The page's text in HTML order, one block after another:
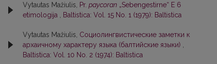
Vytautas Mažiulis, Pr. paycoran „Sebengestirne“ E 6
etimologija
Baltistica: Vol. 15 No. 1 (1979): Baltistica
Vytautas Mažiulis, Социолингвистические заметки к
архаичному характеру языка (балтийские языки)
Baltistica: Vol. 10 No. 2 (1974): Baltistica